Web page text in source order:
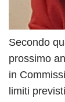
Secondo
prossimo
in
limiti